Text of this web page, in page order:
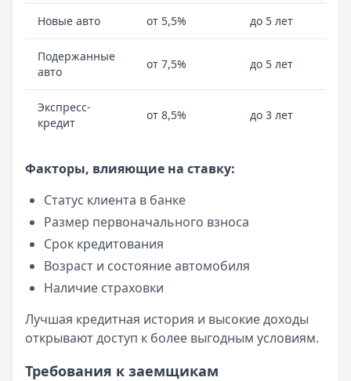
Рейтинг:4.9 (10 отзывов)
Т-Банк— Платинум
Лимит: до1 000 000 ₽
Льготный период:
Обслуживание:590 ₽ в год
Рейтинг:4.8(12 отзывов)
Кредит Европа Банк
Льготный период:55 дней
Рейтинг:4.5
Все кредитные карты
Новые авто от 5,5% до 5 лет
Подержанные
авто
от 7,5% до 5 лет
Экспресс-
кредит
от 8,5% до 3 лет
Факторы, влияющие на ставку:
Статус клиента в банке
Размер первоначального взноса
Срок кредитования
Возраст и состояние автомобиля
Наличие страховки
Лучшая кредитная история и высокие доходы
открывают доступ к более выгодным условиям.
Требования к заемщикам